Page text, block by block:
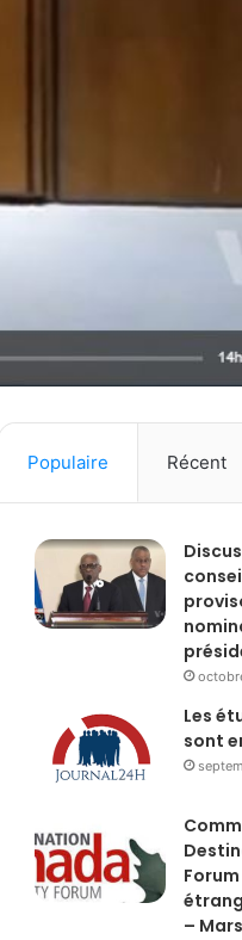
Populaire Récent
Les
sont
–